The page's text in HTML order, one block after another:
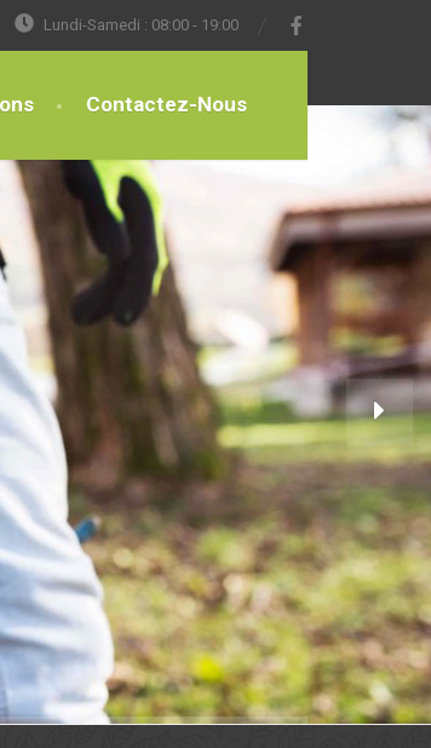
Lundi-Samedi : 08:00 - 19:00
Contactez-Nous